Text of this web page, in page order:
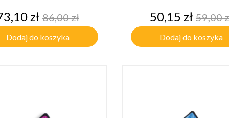
zł Cena
podstawowa
86,00 zł
Dodaj do koszyka
Cena
50,15 zł Cena
59,00
Dodaj do koszyka